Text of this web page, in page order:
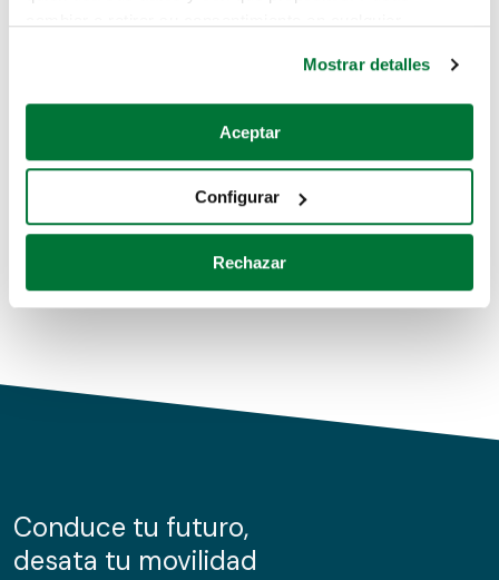
Si lo permite, también quisiéramos:
Recopilar información sobre su ubicación geográfica
Identificar su dispositivo analizándolo activamente
para buscar características específicas (huellas
Obtenga más información sobre cómo se procesan sus
de cookies.
información sobre el uso que haga del sitio web con
nuestros partners de redes sociales, publicidad y análisis
Mostrar detalles
Aceptar
Configurar
Rechazar
buscando en alguno de estos enlaces:
Coches de segunda mano
Coches de km0
Conduce tu futuro,
desata tu movilidad